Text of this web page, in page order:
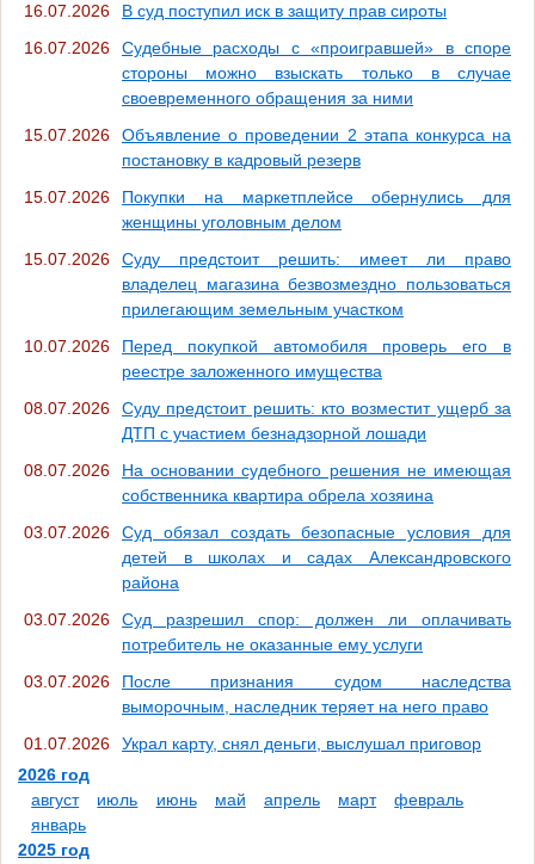
16.07.2026
В суд поступил иск в защиту прав сироты
16.07.2026
Судебные расходы с «проигравшей» в споре
стороны можно взыскать только в случае
своевременного обращения за ними
15.07.2026
Объявление о проведении 2 этапа конкурса на
постановку в кадровый резерв
15.07.2026
Покупки на маркетплейсе обернулись для
женщины уголовным делом
15.07.2026
Суду предстоит решить: имеет ли право
владелец магазина безвозмездно пользоваться
прилегающим земельным участком
10.07.2026
Перед покупкой автомобиля проверь его в
реестре заложенного имущества
08.07.2026
Суду предстоит решить: кто возместит ущерб за
ДТП с участием безнадзорной лошади
08.07.2026
На основании судебного решения не имеющая
собственника квартира обрела хозяина
03.07.2026
Суд обязал создать безопасные условия для
детей в школах и садах Александровского
района
03.07.2026
Суд разрешил спор: должен ли оплачивать
потребитель не оказанные ему услуги
03.07.2026
После признания судом наследства
выморочным, наследник теряет на него право
01.07.2026
Украл карту, снял деньги, выслушал приговор
2026 год
август
июль июнь май апрель март
февраль
январь
2025 год